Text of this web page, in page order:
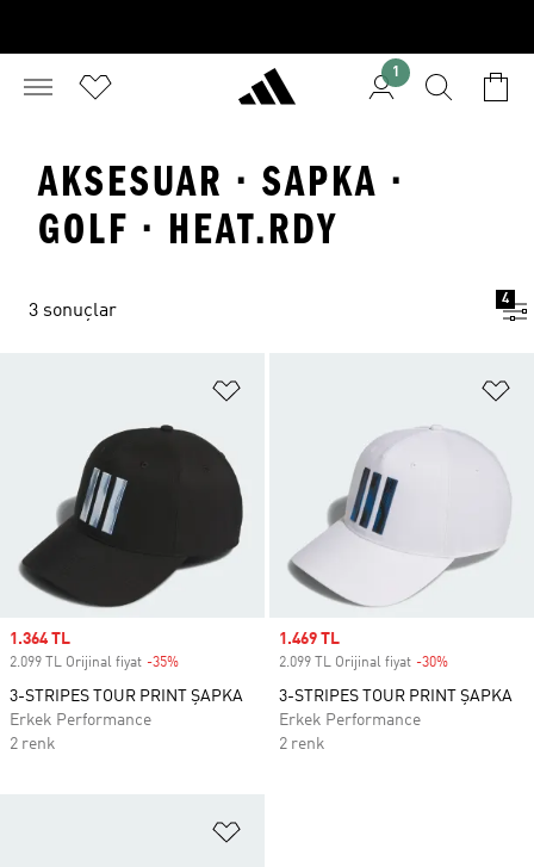
1
AKSESUAR · SAPKA ·
GOLF · HEAT.RDY
3 sonuçlar
4
Sale price
1.364 TL
2.099 TL Orijinal fiyat -35%
3-STRIPES TOUR PRINT ŞAPKA
Erkek Performance
2 renk
Sale price
1.469 TL
2.099 TL Orijinal fiyat -30%
3-STRIPES TOUR PRINT ŞAPKA
Erkek Performance
2 renk